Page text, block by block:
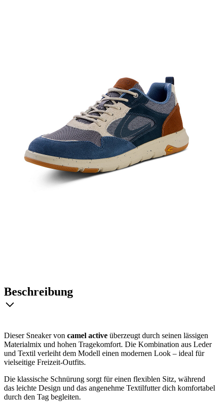
Beschreibung
Dieser Sneaker von camel active überzeugt durch seinen lässigen
Materialmix und hohen Tragekomfort. Die Kombination aus Leder
und Textil verleiht dem Modell einen modernen Look – ideal für
vielseitige Freizeit-Outfits.
Die klassische Schnürung sorgt für einen flexiblen Sitz, während
das leichte Design und das angenehme Textilfutter dich komfortabel
durch den Tag begleiten.